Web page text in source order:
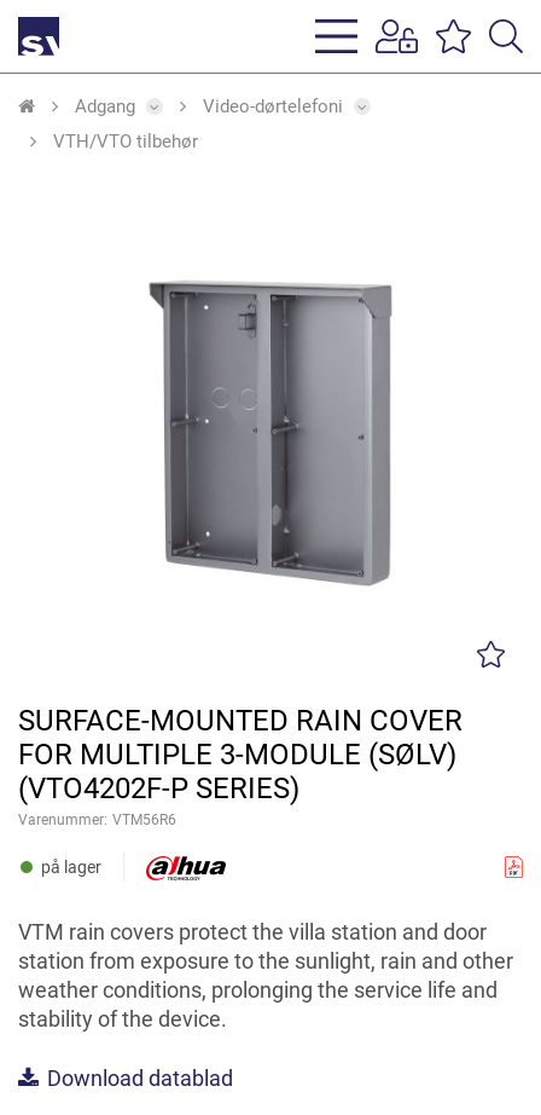
Adgang
Video-dørtelefoni
VTH/VTO tilbehør
SURFACE-MOUNTED RAIN COVER
FOR MULTIPLE 3-MODULE (SØLV)
(VTO4202F-P SERIES)
Varenummer: VTM56R6
på lager
VTM rain covers protect the villa station and door
station from exposure to the sunlight, rain and other
weather conditions, prolonging the service life and
stability of the device.
Download datablad